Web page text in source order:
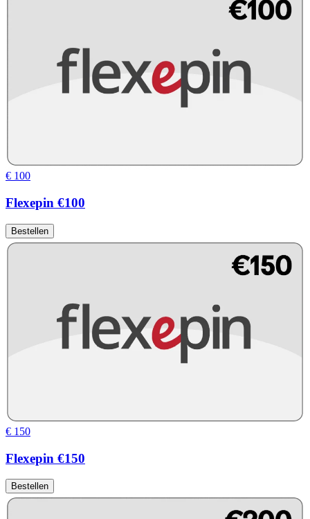
€ 100
Flexepin €100
Bestellen
€ 150
Flexepin €150
Bestellen